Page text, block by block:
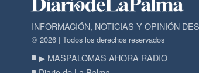
INFORMACIÓN, NOTICIAS Y OPINIÓN
© 2026 | Todos los derechos reservados
▶ MASPALOMAS AHORA RADIO